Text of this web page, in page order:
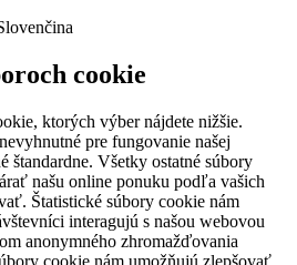
cookie
ktorých výber nájdete nižšie.
pre fungovanie našej
štandardne. Všetky ostatné súbory
našu online ponuku podľa vašich
Štatistické súbory cookie nám
interagujú s našou webovou
anonymného zhromažďovania
cookie nám umožňujú zlepšovať